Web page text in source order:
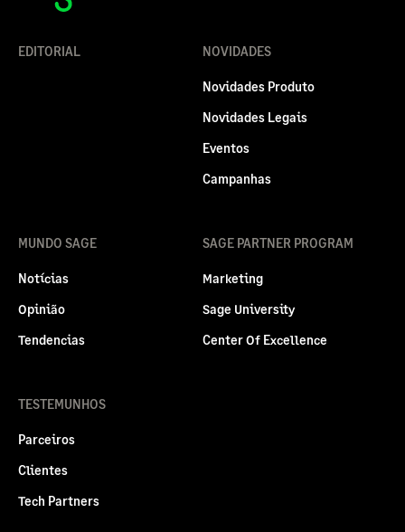
EDITORIAL NOVIDADES
Novidades Produto
Novidades Legais
Eventos
Campanhas
MUNDO SAGE
Notícias
Opinião
Tendencias
SAGE PARTNER PROGRAM
Marketing
Sage University
Center Of Excellence
TESTEMUNHOS
Parceiros
Clientes
Tech Partners